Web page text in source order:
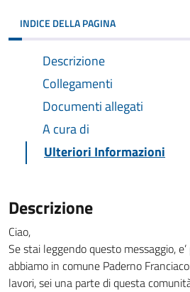
INDICE DELLA PAGINA
Descrizione
Collegamenti
Documenti allegati
A cura di
Ulteriori Informazioni
Descrizione
Ciao,
Se stai leggendo questo messaggio,
abbiamo in comune Paderno
lavori, sei una parte di questa